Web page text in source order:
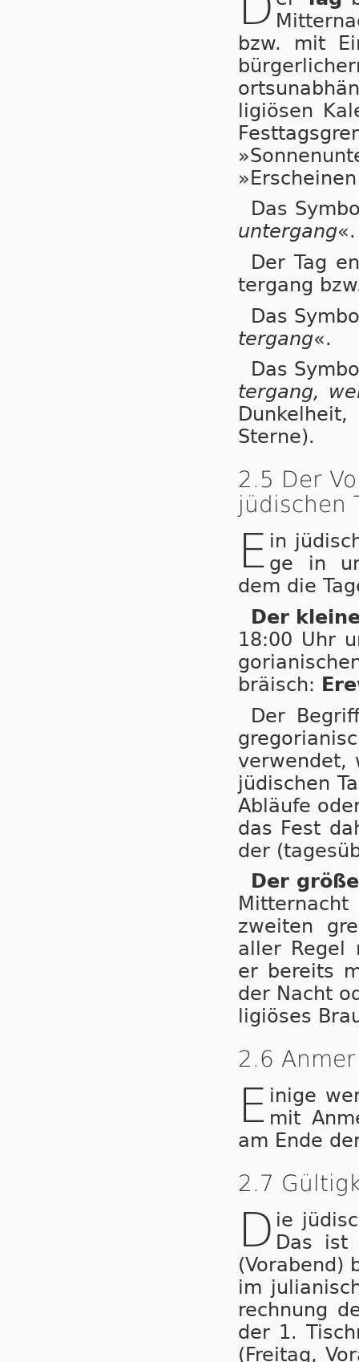
bzw. mit
li­gi­ö­sen
Das
un­ter­gang«.
Der Tag
ter­gang
Das
ter­gang«.
Das
ter­gang,
Sterne).
2.5 Der
jüdischen
E in
ge in
dem die
Der
18:00 Uhr
brä­isch:
Der
ver­wen­det,
jü­di­schen
Ab­läu­fe
das Fest
der
Der
zwei­ten
aller Re­gel
er be­reits
der Nacht
li­giö­ses
2.6
E inige
mit
am En­de
2.7
D ie
Das ist
(Vor­abend)
im
rech­nung
der 1.
(Frei­tag,